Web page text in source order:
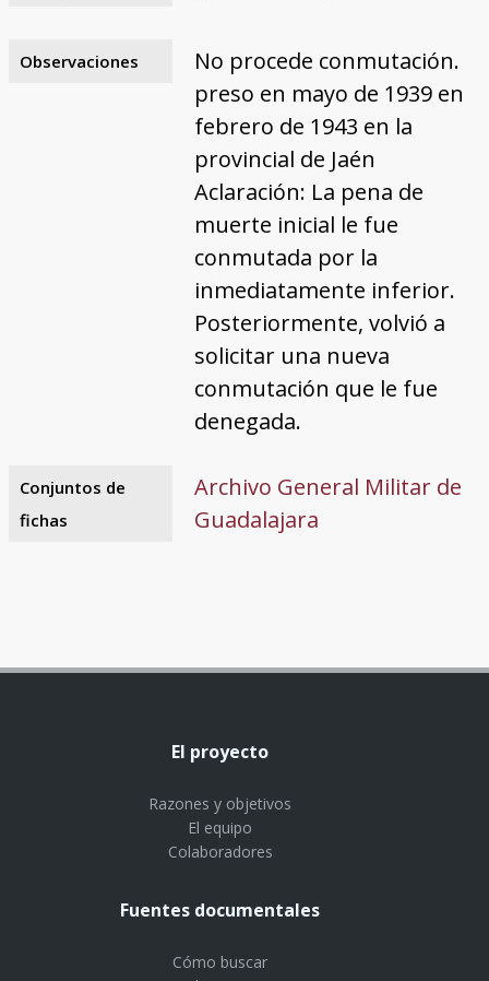
Observaciones
No procede conmutación.
preso en mayo de 1939 en
febrero de 1943 en la
provincial de Jaén
Aclaración: La pena de
muerte inicial le fue
conmutada por la
inmediatamente inferior.
Posteriormente, volvió a
solicitar una nueva
conmutación que le fue
denegada.
Conjuntos de
fichas
Archivo General Militar de
Guadalajara
El proyecto
Razones y objetivos
El equipo
Colaboradores
Fuentes documentales
Cómo buscar